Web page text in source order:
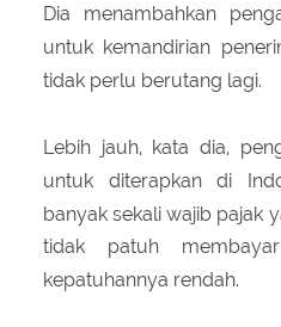
Dia menambahkan
untuk kemandirian
tidak perlu berutang lagi.
Lebih jauh, kata dia,
untuk diterapkan di
banyak sekali wajib pajak
tidak patuh
kepatuhannya rendah.